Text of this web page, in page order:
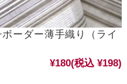
ーダー薄手織り（ライ
¥180(税込 ¥198)